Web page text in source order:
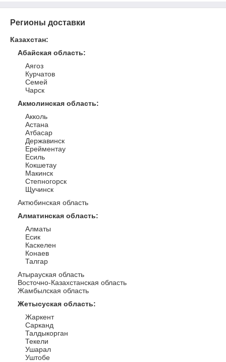
Регионы доставки
Казахстан:
Абайская область:
Аягоз
Курчатов
Семей
Чарск
Акмолинская область:
Акколь
Астана
Атбасар
Державинск
Ерейментау
Есиль
Кокшетау
Макинск
Степногорск
Щучинск
Актюбинская область
Алматинская область:
Алматы
Есик
Каскелен
Конаев
Талгар
Атырауская область
Восточно-Казахстанская область
Жамбылская область
Жетысуская область:
Жаркент
Сарканд
Талдыкорган
Текели
Ушарал
Уштобе